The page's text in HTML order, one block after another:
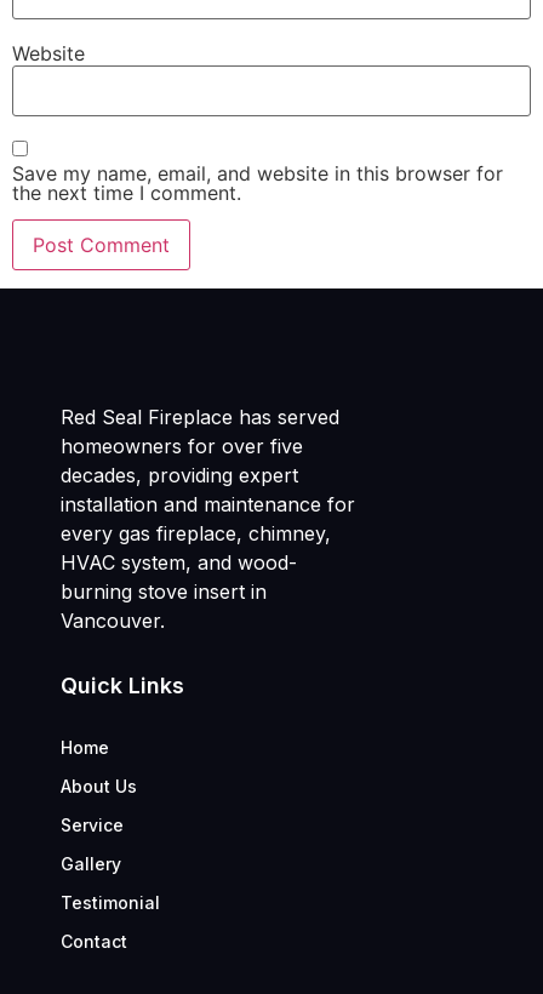
Website
Save my name, email, and website in this browser for
the next time I comment.
Red Seal Fireplace has served
homeowners for over five
decades, providing expert
installation and maintenance for
every gas fireplace, chimney,
HVAC system, and wood-
burning stove insert in
Vancouver.
Quick Links
Home
About Us
Service
Gallery
Testimonial
Contact